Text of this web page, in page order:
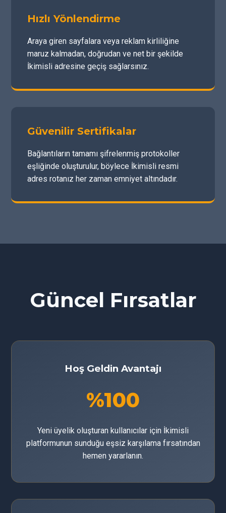
Hızlı Yönlendirme
Araya giren sayfalara veya reklam kirliliğine
maruz kalmadan, doğrudan ve net bir şekilde
İkimisli adresine geçiş sağlarsınız.
Güvenilir Sertifikalar
Bağlantıların tamamı şifrelenmiş protokoller
eşliğinde oluşturulur, böylece İkimisli resmi
adres rotanız her zaman emniyet altındadır.
Güncel Fırsatlar
Hoş Geldin Avantajı
%100
Yeni üyelik oluşturan kullanıcılar için İkimisli
platformunun sunduğu eşsiz karşılama fırsatından
hemen yararlanın.